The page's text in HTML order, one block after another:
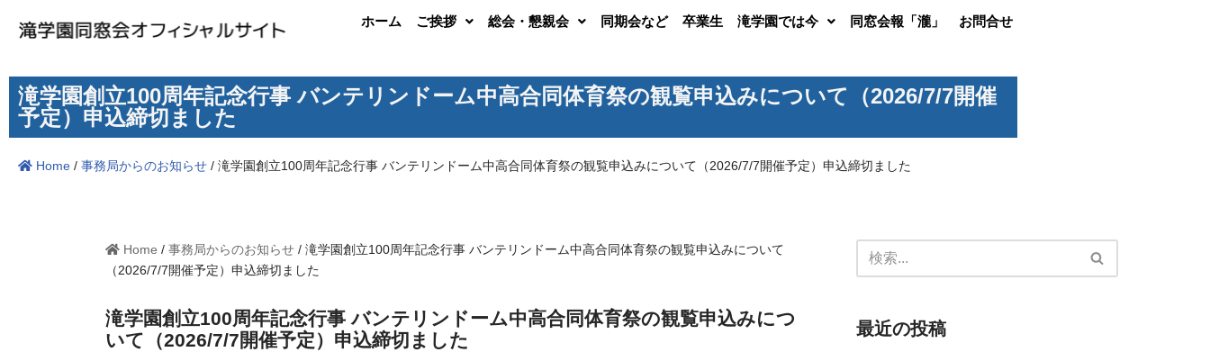
ン
テ
ン
へ
ホーム ご挨拶 総会・懇親会 同期会など 卒業生 滝学園では今 同窓会報「瀧」 お問合せ
滝学園創立100周年記念行事 バンテリンドーム中高合同体育祭の観覧申込みについて（2026/7/7開催
予定）申込締切ました
Home / 事務局からのお知らせ / 滝学園創立100周年記念行事 バンテリンドーム中高合同体育祭の観覧申込みについて（2026/7/7開催予定）申込締切ました
Home / 事務局からのお知らせ / 滝学園創立100周年記念行事 バンテリンドーム中高合同体育祭の観覧申込みについて
（2026/7/7開催予定）申込締切ました
滝学園創立100周年記念行事 バンテリンドーム中高合同体育祭の観覧申込みにつ
いて（2026/7/7開催予定）申込締切ました
最近の投稿